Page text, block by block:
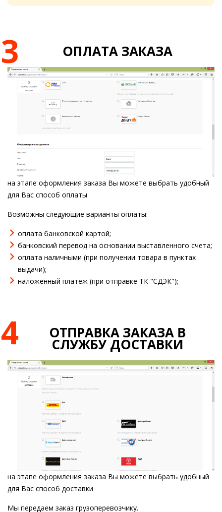
3 ОПЛАТА ЗАКАЗА
на этапе оформления заказа Вы можете выбрать удобный
для Вас способ оплаты
Возможны следующие варианты оплаты:
оплата банковской картой;
банковский перевод на основании выставленного счета;
оплата наличными (при получении товара в пунктах
выдачи);
наложенный платеж (при отправке ТК "СДЭК");
4 ОТПРАВКА ЗАКАЗА В
СЛУЖБУ ДОСТАВКИ
на этапе оформления заказа Вы можете выбрать удобный
для Вас способ доставки
Мы передаем заказ грузоперевозчику.